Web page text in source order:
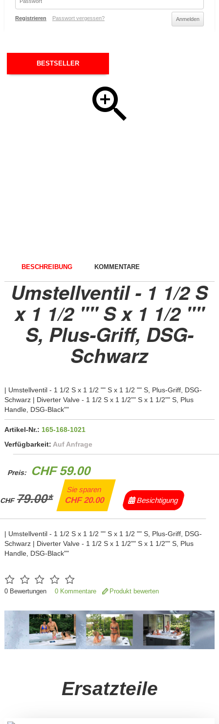
Registrieren Passwort vergessen?
BESTSELLER
BESCHREIBUNG KOMMENTARE
Umstellventil - 1 1/2 S
x 1 1/2 "" S x 1 1/2 ""
S, Plus-Griff, DSG-
Schwarz
| Umstellventil - 1 1/2 S x 1 1/2 "" S x 1 1/2 "" S, Plus-Griff, DSG-
Schwarz | Diverter Valve - 1 1/2 S x 1 1/2"" S x 1 1/2"" S, Plus
Handle, DSG-Black""
Artikel-Nr.: 165-168-1021
Verfügbarkeit: Auf Anfrage
Preis: CHF 59.00
CHF79.00*
Sie sparen
CHF 20.00 Besichtigung
| Umstellventil - 1 1/2 S x 1 1/2 "" S x 1 1/2 "" S, Plus-Griff, DSG-
Schwarz | Diverter Valve - 1 1/2 S x 1 1/2"" S x 1 1/2"" S, Plus
Handle, DSG-Black""
0Bewertungen 0 Kommentare Produkt bewerten
Ersatzteile